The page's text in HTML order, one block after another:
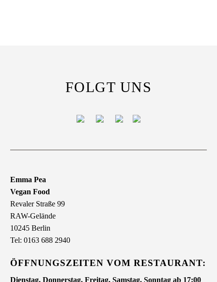
FOLGT UNS
Emma Pea
Vegan Food
Revaler Straße 99
RAW-Gelände
10245 Berlin
Tel: 0163 688 2940
ÖFFNUNGSZEITEN VOM RESTAURANT:
Dienstag, Donnerstag, Freitag, Samstag, Sonntag ab 17:00